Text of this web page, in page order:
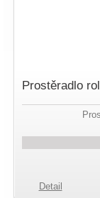
Prostěradlo
Detail